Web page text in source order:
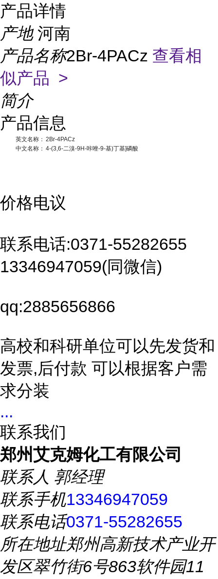
产品详情
产地 河南
产品名称2Br-4PACz 查看相
似产品 >
简介
产品信息
英文名称： 2Br-4PACz
中文名称： 4-(3,6-二溴-9H-咔唑-9-基)丁基]磷酸
价格电议
联系电话:0371-55282655
13346947059(同微信)
qq:2885656866
高校和科研单位可以先发货和
发票,后付款 可以根据客户需
求分装
...
联系我们
郑州艾克姆化工有限公司
联系人 郭经理
联系手机13346947059
联系电话0371-55282655
所在地址郑州高新技术产业开
发区翠竹街6号863软件园11